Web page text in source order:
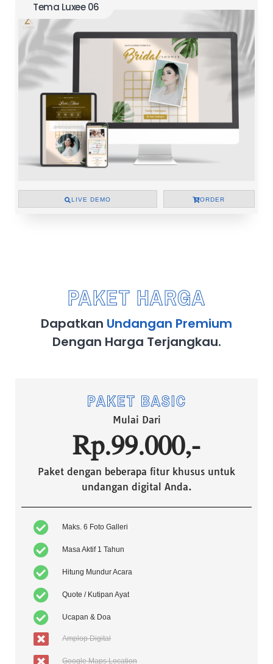
Tema Luxee 06
LIVE DEMO ORDER
PAKET HARGA
Dapatkan Undangan Premium
Dengan Harga Terjangkau.
PAKET BASIC
Mulai Dari
Rp.99.000,-
Paket dengan beberapa fitur khusus untuk
undangan digital Anda.
Maks. 6 Foto Galleri
Masa Aktif 1 Tahun
Hitung Mundur Acara
Quote / Kutipan Ayat
Ucapan & Doa
Amplop Digital
Google Maps Location